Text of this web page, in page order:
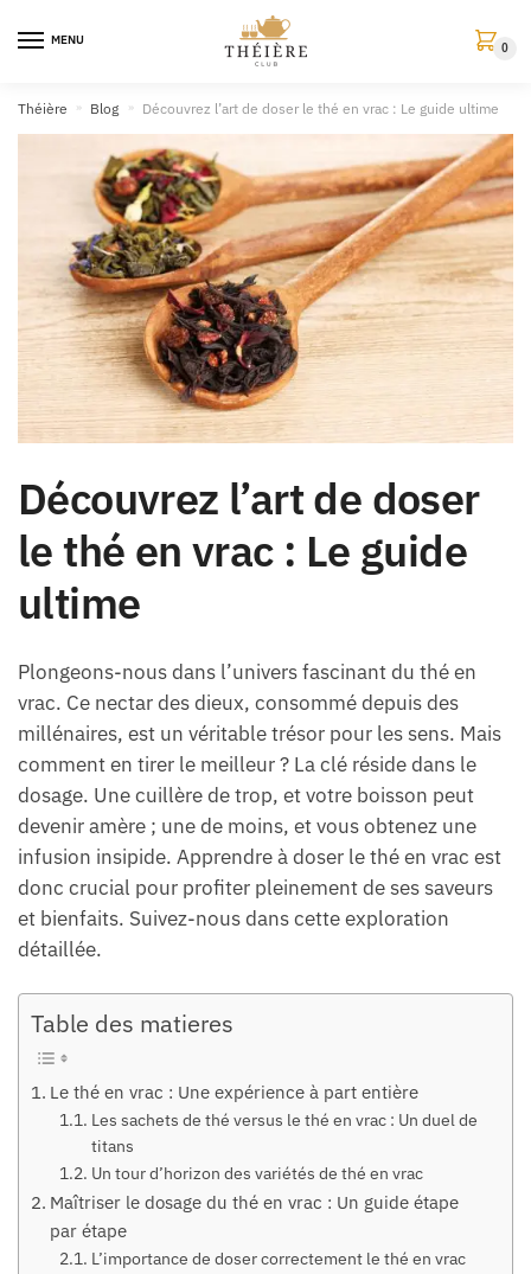
MENU
0
Théière » Blog » Découvrez l’art de doser le thé en vrac : Le guide ultime
Découvrez l’art de doser
le thé en vrac : Le guide
ultime
Plongeons-nous dans l’univers fascinant du thé en
vrac. Ce nectar des dieux, consommé depuis des
millénaires, est un véritable trésor pour les sens. Mais
comment en tirer le meilleur ? La clé réside dans le
dosage. Une cuillère de trop, et votre boisson peut
devenir amère ; une de moins, et vous obtenez une
infusion insipide. Apprendre à doser le thé en vrac est
donc crucial pour profiter pleinement de ses saveurs
et bienfaits. Suivez-nous dans cette exploration
détaillée.
Table des matieres
Le thé en vrac : Une expérience à part entière
Les sachets de thé versus le thé en vrac : Un duel de
titans
Un tour d’horizon des variétés de thé en vrac
Maîtriser le dosage du thé en vrac : Un guide étape
par étape
L’importance de doser correctement le thé en vrac